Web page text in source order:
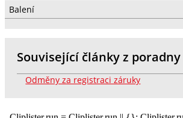
Balení
Související články z poradny
Odměny za registraci záruky